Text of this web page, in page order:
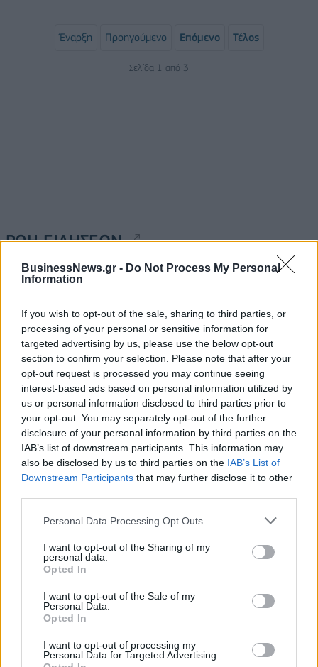
BusinessNews.gr - Do Not Process My Personal
Information
If you wish to opt-out of the sale, sharing to third parties, or
processing of your personal or sensitive information for
targeted advertising by us, please use the below opt-out
section to confirm your selection. Please note that after your
opt-out request is processed you may continue seeing
interest-based ads based on personal information utilized by
us or personal information disclosed to third parties prior to
your opt-out. You may separately opt-out of the further
disclosure of your personal information by third parties on the
IAB’s list of downstream participants. This information may
also be disclosed by us to third parties on the IAB’s List of
Downstream Participants that may further disclose it to other
Personal Data Processing Opt Outs
I want to opt-out of the Sharing of my
personal data.
Opted In
I want to opt-out of the Sale of my
Personal Data.
Opted In
I want to opt-out of processing my
Personal Data for Targeted Advertising.
Έναρξη Προηγούμενο Επόμενο Τέλος
Σελίδα 1 από 3
ΡΟΗ ΕΙΔΗΣΕΩΝ
Π. Μαρινάκης: «Το δημογραφικό δεν μπορεί να
09/08/2026 - 14:34
Ε. Τουρνάς: Πάνω από 400 πυρκαγιές σε δέκα
ημέρες - Σε επιφυλακή ο κρατικός μηχανισμός
09/08/2026 - 14:17 ΠΟΛΙΤΙΚΗ
Εξαγωγές: Η Ελλάδα κερδίζει τους Ευρωπαίους
ανταγωνιστές – Άνοδος μεριδίων σε 9 από 11
κλάδους (Εθνική Τράπεζα)
09/08/2026 - 13:51 ΟΙΚΟΝΟΜΙΑ
Προς εκτύπωση το πολλαπλό βιβλίο - «Σύγχρονο
εκπαιδευτικό υλικό, τόσο σε έντυπη όσο και σε
ηλεκτρονική μορφή»
Γερμανία: Το Βερολίνο θα επεκτείνει την έρευνα για
την ασφάλεια από τα drones μετά το περιστατικό σε
αεροδρόμιο
09/08/2026 - 12:57 ΚΟΣΜΟΣ
Αυξημένη η επιβατική κίνηση από το λιμάνι του
Πειραιά – Περίπου 60.000 ταξίδεψαν Παρασκευή